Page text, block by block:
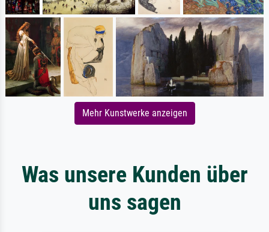
Mehr Kunstwerke anzeigen
Was unsere Kunden über
uns sagen